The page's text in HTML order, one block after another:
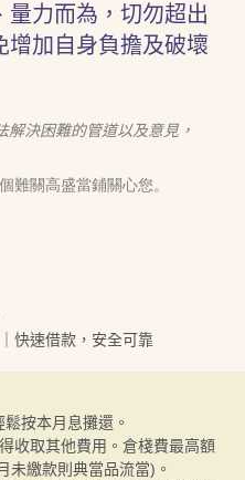
力而為，切勿超出
增加自身負擔及破壞
解決困難的管道以及意見，
難關高盛當鋪關心您。
快速借款，安全可靠
按本月息攤還。
收取其他費用。倉棧費最高額
未繳款則典當品流當)。